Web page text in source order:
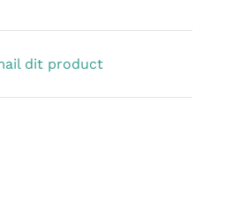
dit product